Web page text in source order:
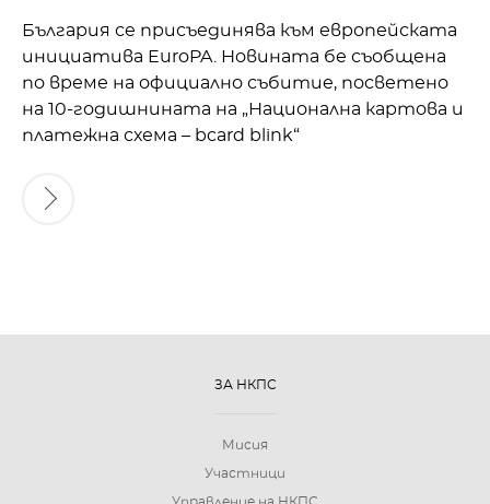
България се присъединява към европейската
инициатива EuroPA. Новината бе съобщена
по време на официално събитие, посветено
на 10-годишнината на „Национална картова и
платежна схема – bcard blink“
ЗА НКПС
Мисия
Участници
Управление на НКПС